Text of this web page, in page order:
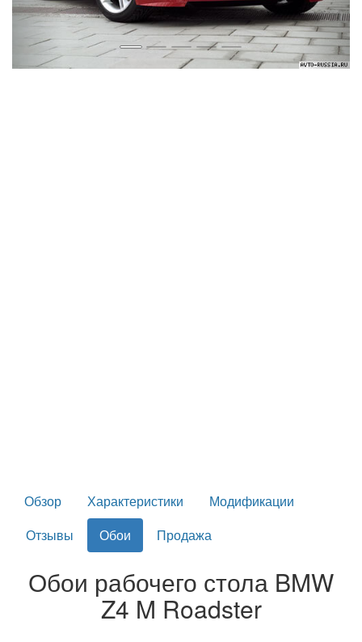
Обзор Характеристики
Модификации
Отзывы
Обои Продажа
Обои рабочего стола BMW
Z4 M Roadster